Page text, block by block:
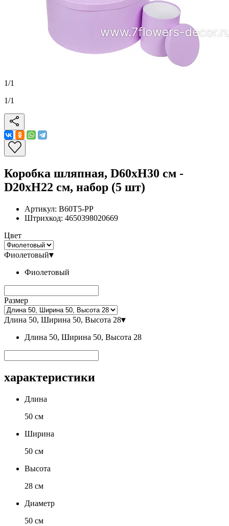
1/1
1/1
Коробка шляпная, D60xH30 см -
D20xH22 см, набор (5 шт)
Артикул: B60T5-PP
Штрихкод: 4650398020669
Цвет
Фиолетовый▾
Фиолетовый
Размер
Длина 50, Ширина 50, Высота 28▾
Длина 50, Ширина 50, Высота 28
характеристики
Длина
50 см
Ширина
50 см
Высота
28 см
Диаметр
50 см